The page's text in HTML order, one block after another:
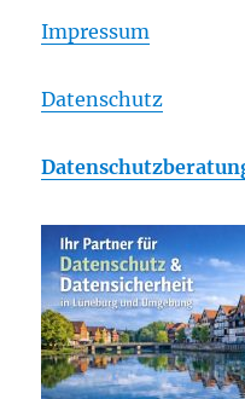
Impressum
Datenschutz